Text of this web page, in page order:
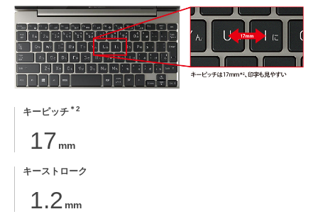
キーピッチ ＊2
17 mm
キーストローク
1.2 mm